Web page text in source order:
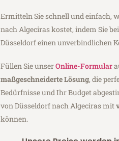
Ermitteln Sie schnell und einfach,
nach Algeciras kostet, indem Sie
Düsseldorf einen unverbindlichen
Füllen Sie unserOnline-Formular
maßgeschneiderte Lösung, die
Bedürfnisse und Ihr Budget
von Düsseldorf nach Algeciras mit
können.